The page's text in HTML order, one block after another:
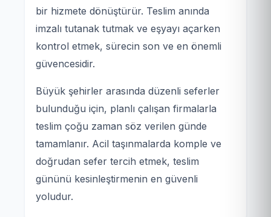
bir hizmete dönüştürür. Teslim anında
imzalı tutanak tutmak ve eşyayı açarken
kontrol etmek, sürecin son ve en önemli
güvencesidir.
Büyük şehirler arasında düzenli seferler
bulunduğu için, planlı çalışan firmalarla
teslim çoğu zaman söz verilen günde
tamamlanır. Acil taşınmalarda komple ve
doğrudan sefer tercih etmek, teslim
gününü kesinleştirmenin en güvenli
yoludur.